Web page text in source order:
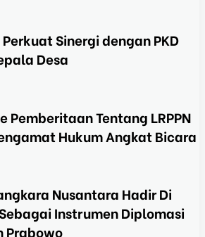
Sinergi dengan PKD
Desa
Pemberitaan Tentang LRPPN
Hukum Angkat Bicara
Nusantara Hadir Di
Instrumen Diplomasi
Prabowo